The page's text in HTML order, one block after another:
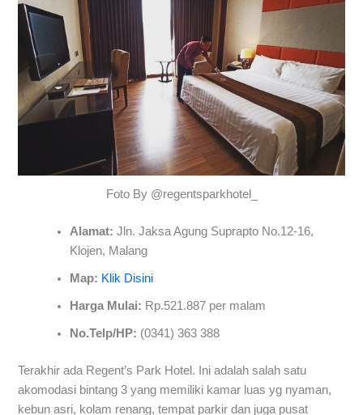
Foto By @regentsparkhotel_
Alamat: Jln. Jaksa Agung Suprapto No.12-16,
Klojen, Malang
Map: Klik Disini
Harga Mulai: Rp.521.887 per malam
No.Telp/HP: (0341) 363 388
Terakhir ada Regent’s Park Hotel. Ini adalah salah satu
akomodasi bintang 3 yang memiliki kamar luas yg nyaman,
kebun asri, kolam renang, tempat parkir dan juga pusat